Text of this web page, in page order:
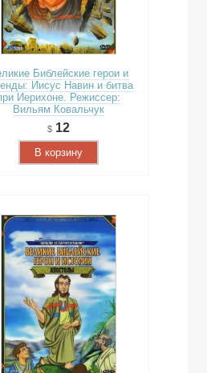
Библейские герои и
Иисус Навин и битва
Иерихоне. Режиссер:
Вильям Ковальчук
12
В корзину